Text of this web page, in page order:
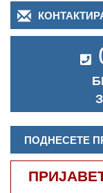
ПОДНЕСЕТЕ